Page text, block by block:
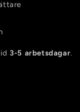
3-5 arbetsdagar.